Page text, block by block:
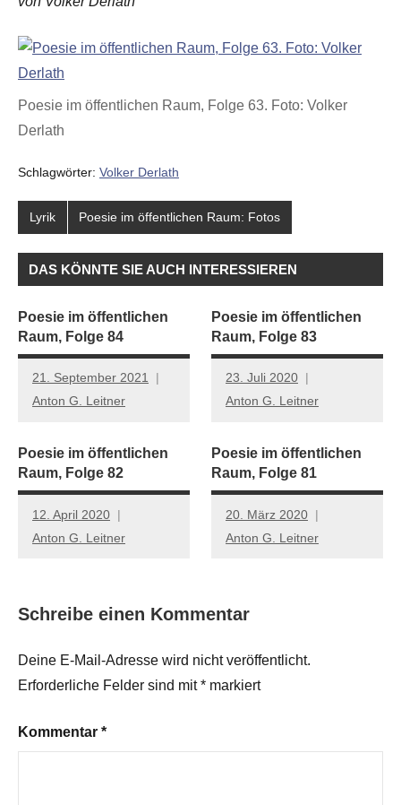
Poesie im öffentlichen Raum, Folge 63. Foto: Volker
Derlath
Schlagwörter: Volker Derlath
Lyrik Poesie im öffentlichen Raum: Fotos
DAS KÖNNTE SIE AUCH INTERESSIEREN
Poesie im öffentlichen
Raum, Folge 84
21. September 2021
Anton G. Leitner
Poesie im öffentlichen
Raum, Folge 83
23. Juli 2020
Anton G. Leitner
Poesie im öffentlichen
Raum, Folge 82
12. April 2020
Anton G. Leitner
Poesie im öffentlichen
Raum, Folge 81
20. März 2020
Anton G. Leitner
Schreibe einen Kommentar
Deine E-Mail-Adresse wird nicht veröffentlicht.
Erforderliche Felder sind mit* markiert
Kommentar *